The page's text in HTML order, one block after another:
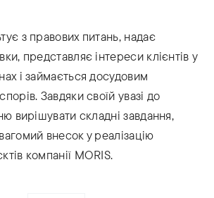
з правових питань, надає
представляє інтереси клієнтів у
і займається досудовим
Завдяки своїй увазі до
вирішувати складні завдання,
внесок у реалізацію
компанії MORIS.